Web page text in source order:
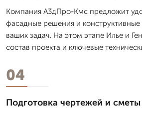
Компания А3дПро-Кмс предложит
фасадные решения и
ваших задач. На этом этапе Илье и
состав проекта и ключевые
04
Подготовка чертежей и сметы